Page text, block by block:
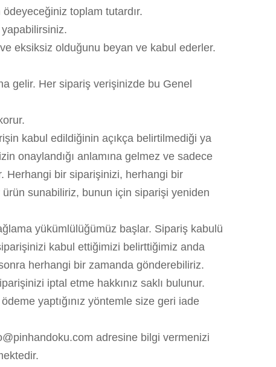
toplam tutardır.
eksiksiz olduğunu beyan ve kabul ederler.
gelir. Her sipariş verişinizde bu Genel
kabul edildiğinin açıkça belirtilmediği ya
onaylandığı anlamına gelmez ve sadece
Herhangi bir siparişinizi, herhangi bir
sunabiliriz, bunun için siparişi yeniden
yükümlülüğümüz başlar. Sipariş kabulü
kabul ettiğimizi belirttiğimiz anda
herhangi bir zamanda gönderebiliriz.
iptal etme hakkınız saklı bulunur.
yaptığınız yöntemle size geri iade
adresine bilgi vermenizi